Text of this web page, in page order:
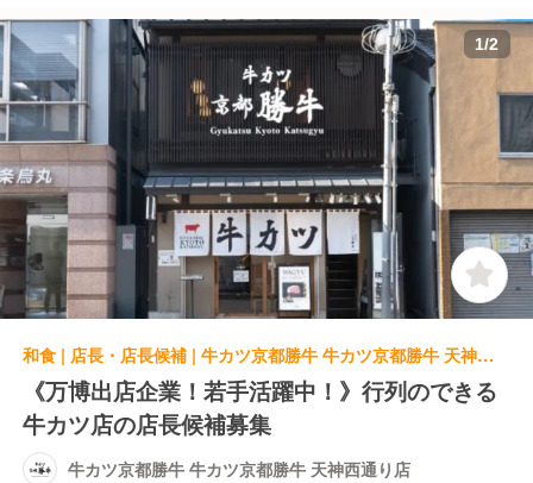
1/2
和食 | 店長・店長候補 | 牛カツ京都勝牛 牛カツ京都勝牛 天神西通り店
《万博出店企業！若手活躍中！》行列のできる
牛カツ店の店長候補募集
牛カツ京都勝牛 牛カツ京都勝牛 天神西通り店